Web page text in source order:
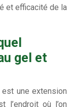
et efficacité de la
gel et
une extension
l’endroit où l’on